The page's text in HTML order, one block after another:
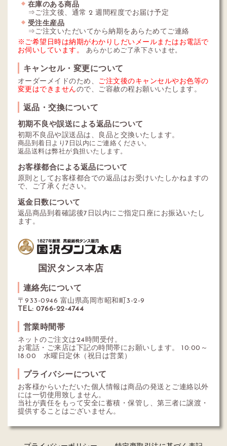
在庫のある商品
⇒ご注文後、通常 2 週間程度でお届け予定
受注生産品
⇒ご注文いただいてから納期をあらためてご連絡
※ご希望日時は納期がわかりしだいメールまたはお電話で
お伺いしています。
あらかじめご了承下さいませ。
キャンセル・変更について
オーダーメイドのため、 ご注文後のキャンセルやお色等の
変更はできませんので、ご容赦の程お願いいたします。
返品・交換について
初期不良や誤送による返品について
初期不良品や誤送品は、良品と交換いたします。
商品到着日より7日以内にご連絡ください。
返品送料は弊社が負担いたします。
お客様都合による返品について
原則としてお客様都合での返品はお受けいたしかねますの
で、ご了承ください。
返金日数について
返品商品到着確認後7日以内にご指定口座にお振込いたし
ます。
国沢タンス本店
連絡先について
〒933-0946 富山県高岡市昭和町3-2-9
TEL: 0766-22-4744
営業時間帯
ネットのご注文は24時間受付。
お電話・ご来店は下記の時間帯にお願いします。 10:00～
18:00 水曜日定休（祝日は営業）
プライバシーについて
お客様からいただいた個人情報は商品の発送とご連絡以外
には一切使用致しません。
当社が責任をもって安全に蓄積・保管し、第三者に譲渡・
提供することはございません。